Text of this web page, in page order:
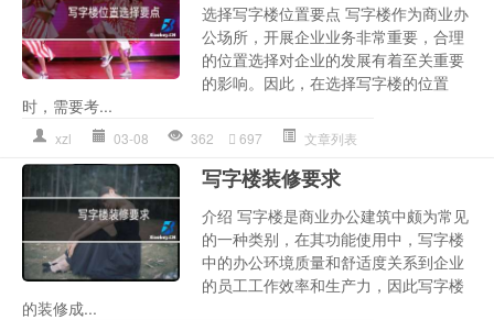
选择写字楼位置要点 写字楼作为商业办
公场所，开展企业业务非常重要，合理
的位置选择对企业的发展有着至关重要
的影响。因此，在选择写字楼的位置
时，需要考...
xzl 03-08 362 697 文章列表
写字楼装修要求
介绍 写字楼是商业办公建筑中颇为常见
的一种类别，在其功能使用中，写字楼
中的办公环境质量和舒适度关系到企业
的员工工作效率和生产力，因此写字楼
的装修成...